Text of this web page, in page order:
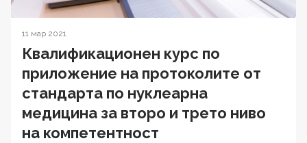
11 мар 2021
Квалификационен курс по
приложение на протоколите от
стандарта по нуклеарна
медицина за второ и трето ниво
на компетентност